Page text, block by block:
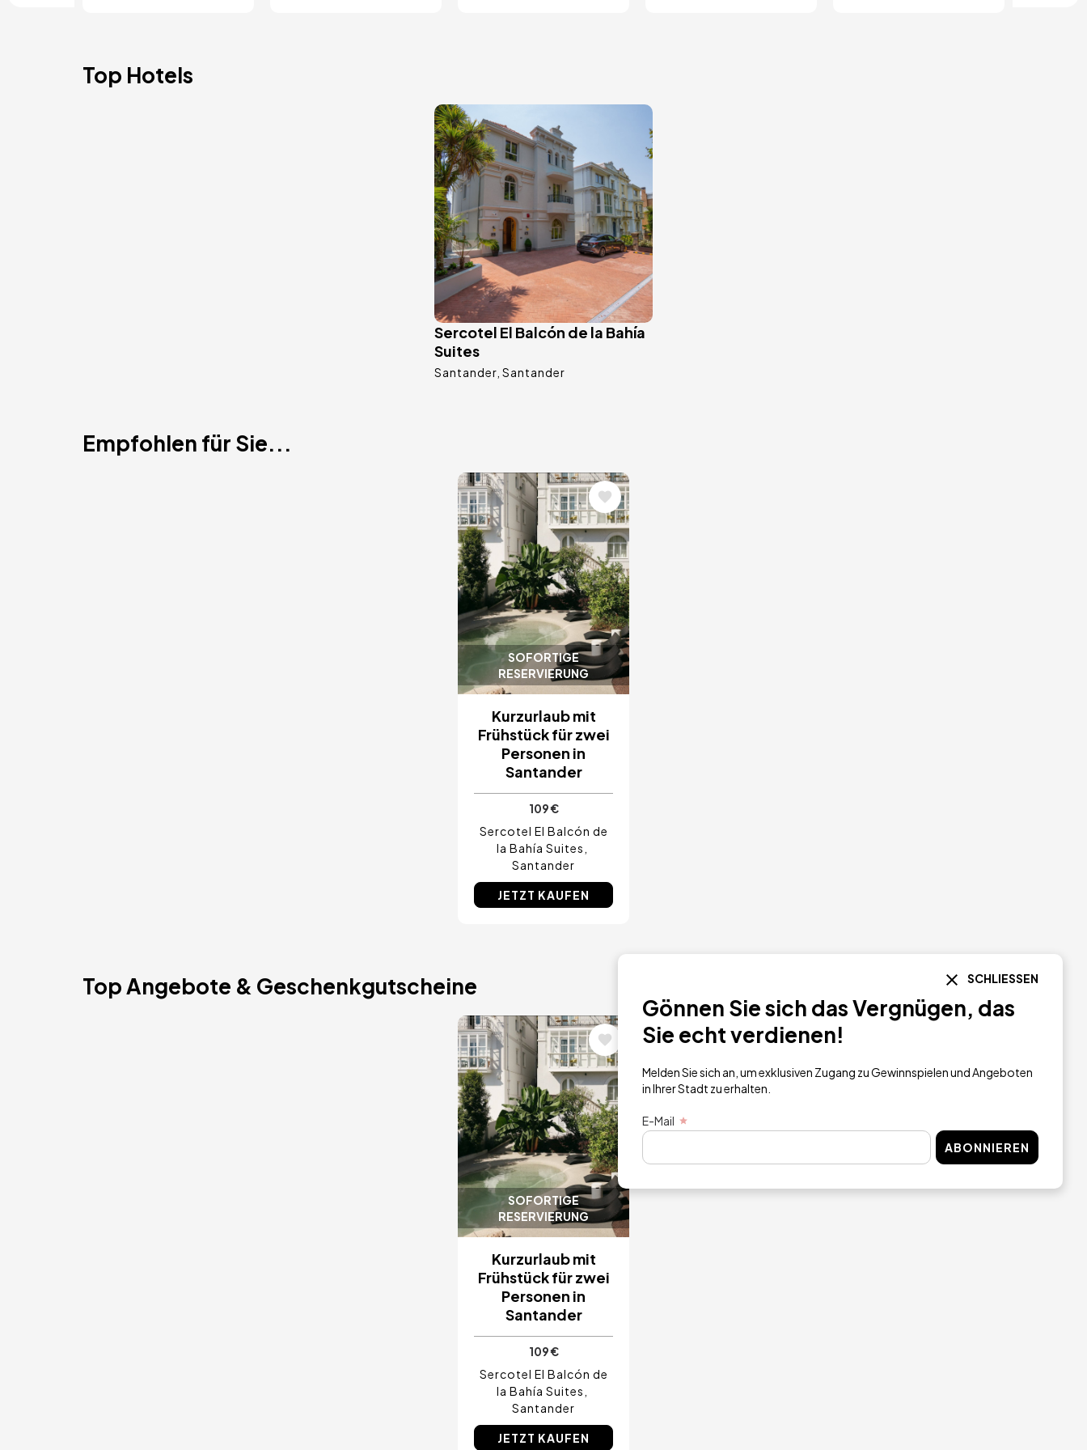
Top Hotels
Bild
Sercotel El Balcón de la Bahía
Suites
Santander Santander
Empfohlen für Sie...
SOFORTIGE
RESERVIERUNG
Bild
Kurzurlaub mit
Frühstück für zwei
Personen in
Santander
109 €
Sercotel El Balcón de
la Bahía Suites
Santander
JETZT KAUFEN
Top Angebote & Geschenkgutscheine
SOFORTIGE
RESERVIERUNG
Bild
Kurzurlaub mit
Frühstück für zwei
Personen in
Santander
109 €
Sercotel El Balcón de
la Bahía Suites
Santander
JETZT KAUFEN
SCHLIESSEN
Gönnen Sie sich das Vergnügen, das
Sie echt verdienen!
Melden Sie sich an, um exklusiven Zugang zu Gewinnspielen und Angeboten
in Ihrer Stadt zu erhalten.
E-Mail
ABONNIEREN